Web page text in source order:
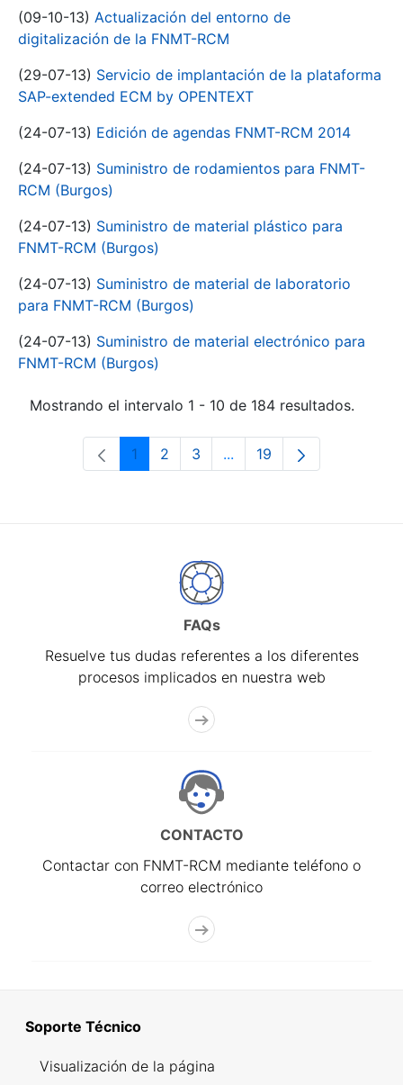
(09-10-13) Actualización del entorno de
digitalización de la FNMT-RCM
(29-07-13) Servicio de implantación de la plataforma
SAP-extended ECM by OPENTEXT
(24-07-13) Edición de agendas FNMT-RCM 2014
(24-07-13) Suministro de rodamientos para FNMT-
RCM (Burgos)
(24-07-13) Suministro de material plástico para
FNMT-RCM (Burgos)
(24-07-13) Suministro de material de laboratorio
para FNMT-RCM (Burgos)
(24-07-13) Suministro de material electrónico para
FNMT-RCM (Burgos)
Mostrando el intervalo 1 - 10 de 184 resultados.
Página
1 Página
2 Página
3 ...Páginas intermedias Use
Página
19
FAQs
Resuelve tus dudas referentes a los diferentes
procesos implicados en nuestra web
CONTACTO
Contactar con FNMT-RCM mediante teléfono o
correo electrónico
Soporte Técnico
Visualización de la página